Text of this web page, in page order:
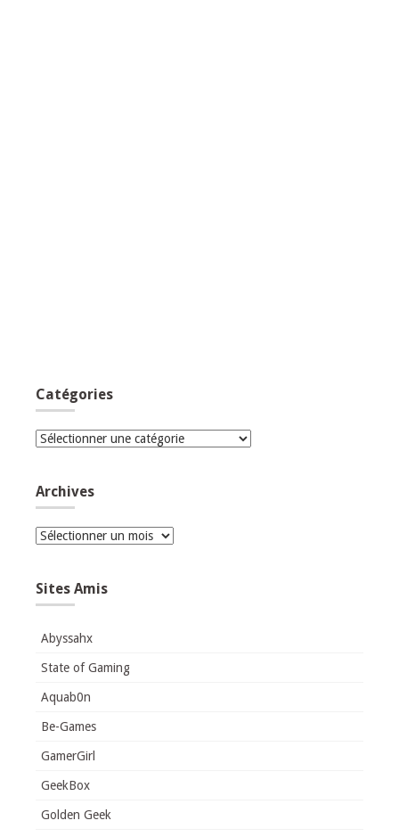
Catégories
Catégories
Archives
Archives
Sites Amis
Abyssahx
State of Gaming
Aquab0n
Be-Games
GamerGirl
GeekBox
Golden Geek